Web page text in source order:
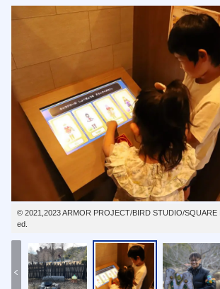
© 2021,2023 ARMOR PROJECT/BIRD STUDIO/SQUARE
ed.